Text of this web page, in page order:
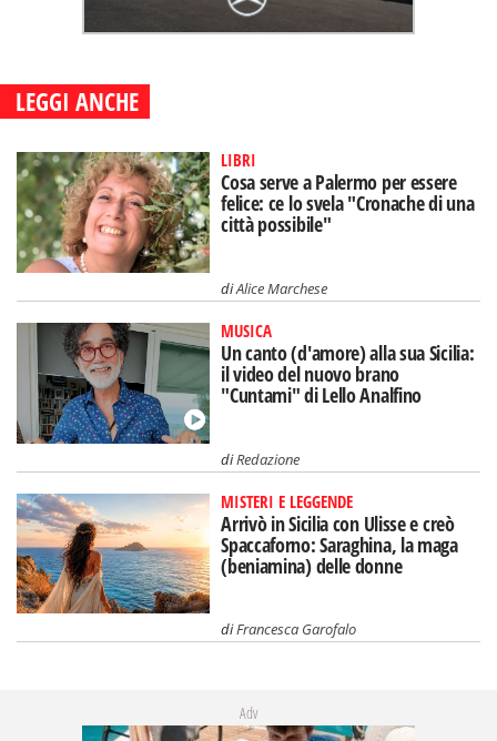
LEGGI ANCHE
LIBRI
Cosa serve a Palermo per essere
felice: ce lo svela "Cronache di una
città possibile"
diAlice Marchese
MUSICA
Un canto (d'amore) alla sua Sicilia:
il video del nuovo brano
"Cuntami" di Lello Analfino
diRedazione
MISTERI E LEGGENDE
Arrivò in Sicilia con Ulisse e creò
Spaccaforno: Saraghina, la maga
(beniamina) delle donne
diFrancesca Garofalo
Adv